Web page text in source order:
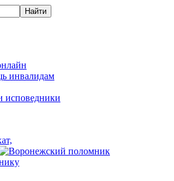
инвалидам
исповедники